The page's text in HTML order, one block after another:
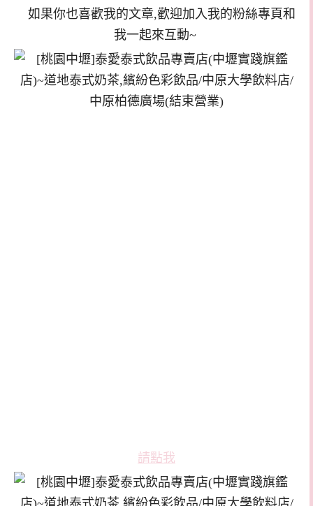
如果你也喜歡我的文章,歡迎加入我的粉絲專頁和
我一起來互動~
請點我